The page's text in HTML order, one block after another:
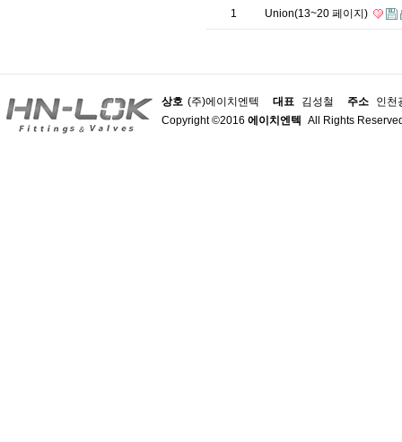
1 Union(13~20 페이지)
상호 (주)에이치엔텍 대표 김성철 주소
인천
Copyright ©2016 에이치엔텍 All Rights